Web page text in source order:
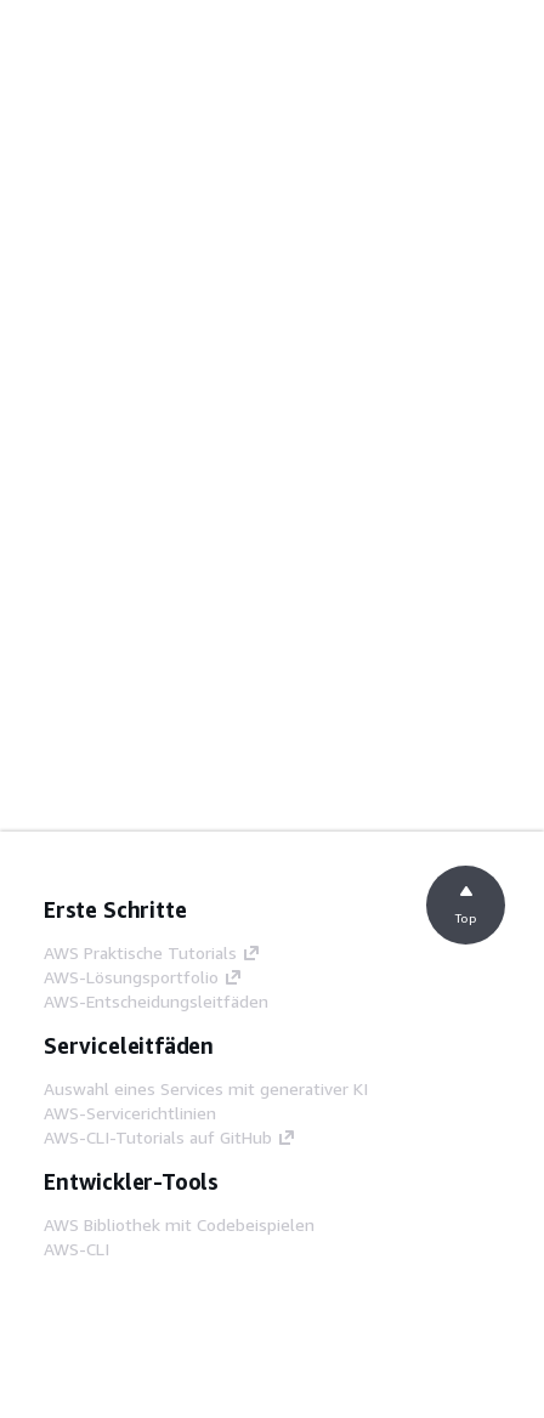
Erste Schritte
AWS Praktische Tutorials
AWS-Lösungsportfolio
AWS-Entscheidungsleitfäden
Serviceleitfäden
Auswahl eines Services mit generativer KI
AWS-Servicerichtlinien
AWS-CLI-Tutorials auf GitHub
Entwickler-Tools
AWS Bibliothek mit Codebeispielen
AWS-CLI
Top